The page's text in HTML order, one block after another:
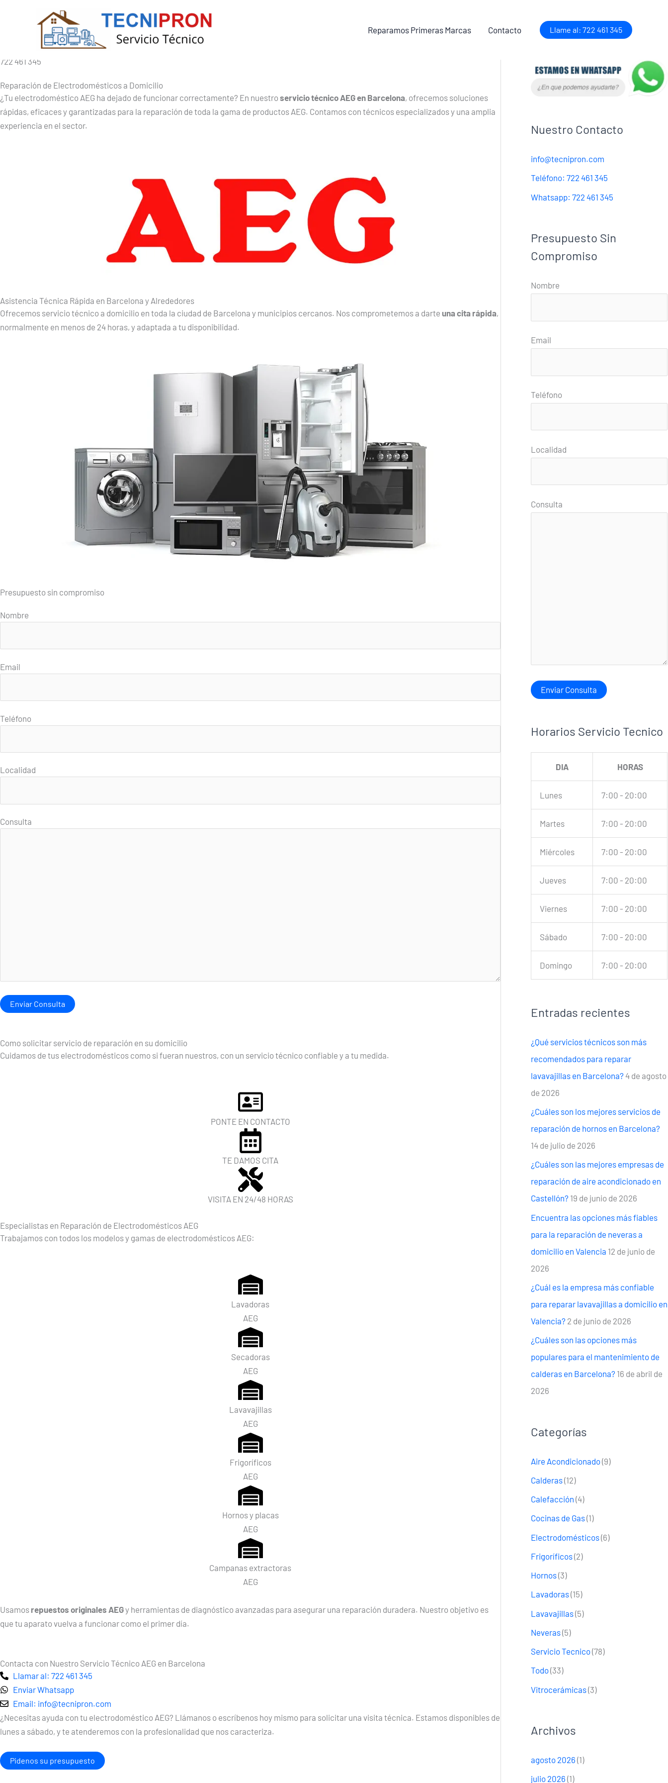
Reparamos Primeras Marcas Contacto Llame al: 722 461 345
Servicio Tecnico AEG en Barcelona
722 461 345
Reparación de Electrodomésticos a Domicilio
¿Tu electrodoméstico AEG ha dejado de funcionar correctamente? En nuestro servicio técnico AEG en Barcelona, ofrecemos soluciones
rápidas, eficaces y garantizadas para la reparación de toda la gama de productos AEG. Contamos con técnicos especializados y una amplia
experiencia en el sector.
Asistencia Técnica Rápida en Barcelona y Alrededores
Ofrecemos servicio técnico a domicilio en toda la ciudad de Barcelona y municipios cercanos. Nos comprometemos a darte una cita rápida,
normalmente en menos de 24 horas, y adaptada a tu disponibilidad.
Presupuesto sin compromiso
Nombre
Email
Teléfono
Localidad
Consulta
Como solicitar servicio de reparación en su domicilio
Cuidamos de tus electrodomésticos como si fueran nuestros, con un servicio técnico confiable y a tu medida.
PONTE EN CONTACTO
TE DAMOS CITA
VISITA EN 24/48 HORAS
Especialistas en Reparación de Electrodomésticos AEG
Trabajamos con todos los modelos y gamas de electrodomésticos AEG:
Lavadoras
AEG
Secadoras
AEG
Lavavajillas
AEG
Frigoríficos
AEG
Hornos y placas
AEG
Campanas extractoras
AEG
Usamos repuestos originales AEGy herramientas de diagnóstico avanzadas para asegurar una reparación duradera. Nuestro objetivo es
que tu aparato vuelva a funcionar como el primer día.
Contacta con Nuestro Servicio Técnico AEG en Barcelona
Llamar al: 722 461 345
Enviar Whatsapp
Email: info@tecnipron.com
¿Necesitas ayuda con tu electrodoméstico AEG? Llámanos o escríbenos hoy mismo para solicitar una visita técnica. Estamos disponibles de
lunes a sábado, y te atenderemos con la profesionalidad que nos caracteriza.
Pidenos su presupuesto
Nuestro Contacto
info@tecnipron.com
Teléfono: 722 461 345
Whatsapp: 722 461 345
Presupuesto Sin
Compromiso
Nombre
Email
Teléfono
Localidad
Consulta
Horarios Servicio Tecnico
DIA HORAS
Lunes 7:00 - 20:00
Martes 7:00 - 20:00
Miércoles 7:00 - 20:00
Jueves 7:00 - 20:00
Viernes 7:00 - 20:00
Sábado 7:00 - 20:00
Domingo 7:00 - 20:00
Entradas recientes
¿Qué servicios técnicos son más
recomendados para reparar
lavavajillas en Barcelona? 4 de agosto
de 2026
¿Cuáles son los mejores servicios de
reparación de hornos en Barcelona?
14 de julio de 2026
¿Cuáles son las mejores empresas de
reparación de aire acondicionado en
Castellón? 19 de junio de 2026
Encuentra las opciones más fiables
para la reparación de neveras a
domicilio en Valencia 12 de junio de
2026
¿Cuál es la empresa más confiable
para reparar lavavajillas a domicilio en
Valencia? 2 de junio de 2026
¿Cuáles son las opciones más
populares para el mantenimiento de
calderas en Barcelona? 16 de abril de
2026
Categorías
Aire Acondicionado(9)
Calderas(12)
Calefacción (4)
Cocinas de Gas(1)
Electrodomésticos(6)
Frigoríficos(2)
Hornos(3)
Lavadoras(15)
Lavavajillas(5)
Neveras(5)
Servicio Tecnico(78)
Todo(33)
Vitrocerámicas(3)
Archivos
agosto 2026 (1)
julio 2026 (1)